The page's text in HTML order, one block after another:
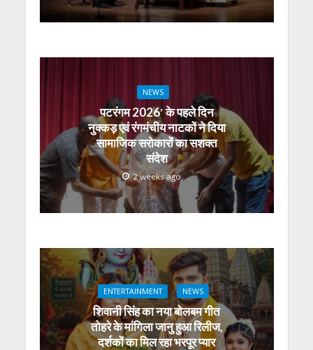
NEWS
पटरंगम 2026′ के पहले दिन
नुक्कड़ एवं रंगमंचीय नाटकों ने दिया
सामाजिक सरोकारों का सशक्त
संदेश
2 weeks ago
ENTERTAINMENT NEWS
शिवानी सिंह का नया बोलबम गीत
तोहरे के मांगिला जानु हुआ रिलीज,
दर्शकों का मिल रहा भरपूर प्यार